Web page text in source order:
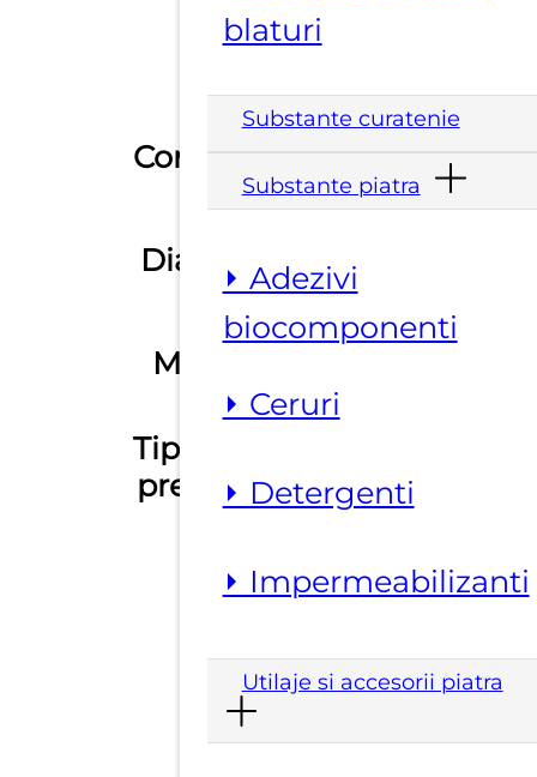
blaturi
Substante curatenie
Substante piatra
⏵ Adezivi
biocomponenti
⏵ Ceruri
⏵ Detergenti
⏵ Impermeabilizanti
Utilaje si accesorii piatra
Conexiune 22.23 mm
Diametru 230 mm
Material
Tip taiere /
prelucrare